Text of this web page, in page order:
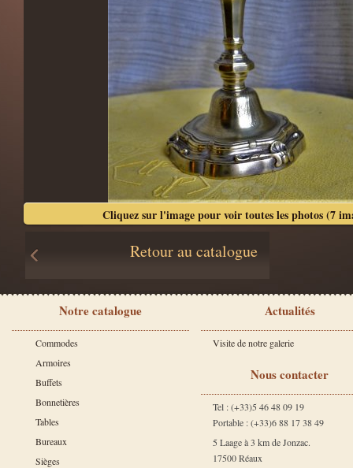
Cliquez sur l'image pour voir toutes les photos (7
Retour au catalogue
Notre catalogue
Commodes
Armoires
Buffets
Bonnetières
Tables
Bureaux
Sièges
Actualités
Visite de notre galerie
Nous contacter
Tel : (+33)5 46 48 09 19
Portable : (+33)6 88 17 38 49
5 Laage à 3 km de Jonzac.
17500 Réaux